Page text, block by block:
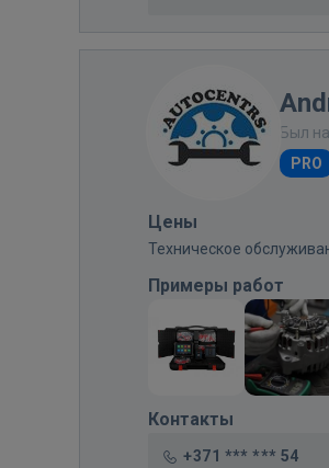
Был
PRO
Цены
Техническое
Примеры работ
Контакты
+371 *** *** 54